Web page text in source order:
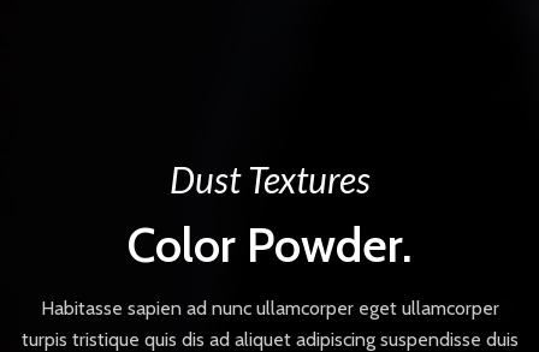
Dust Textures
Color Powder.
Habitasse sapien ad nunc ullamcorper eget ullamcorper
turpis tristique quis dis ad aliquet adipiscing suspendisse duis